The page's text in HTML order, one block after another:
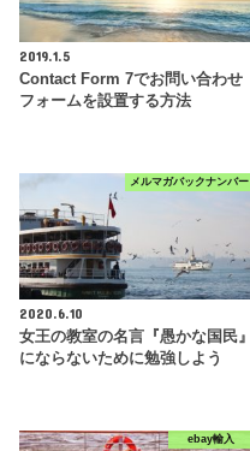
2019.1.5
Contact Form 7でお問い合わせ
フォームを設置する方法
メルマガバックナンバー
2020.6.10
女王の教室の名言『愚かな国民』
にならないために勉強しよう
ebay輸入